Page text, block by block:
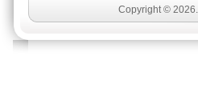
Copyright ©